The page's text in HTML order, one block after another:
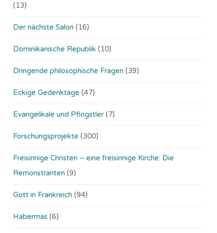
(13)
Der nächste Salon (16)
Dominikanische Republik (10)
Dringende philosophische Fragen (39)
Eckige Gedenktage (47)
Evangelikale und Pfingstler (7)
Forschungsprojekte (300)
Freisinnige Christen – eine freisinnige Kirche: Die
Remonstranten (9)
Gott in Frankreich (94)
Habermas (6)